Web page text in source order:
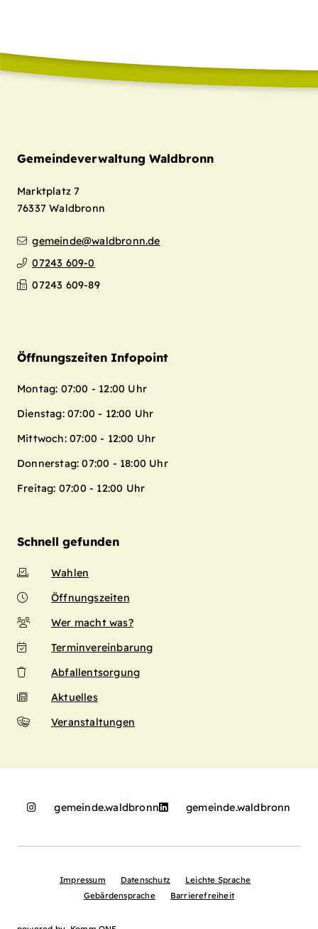
Gemeindeverwaltung Waldbronn
Marktplatz 7
76337 Waldbronn
gemeinde@waldbronn.de
07243 609-0
07243 609-89
Öffnungszeiten Infopoint
Montag: 07:00 - 12:00 Uhr
Dienstag: 07:00 - 12:00 Uhr
Mittwoch: 07:00 - 12:00 Uhr
Donnerstag: 07:00 - 18:00 Uhr
Freitag: 07:00 - 12:00 Uhr
Schnell gefunden
Wahlen
Öffnungszeiten
Wer macht was?
Terminvereinbarung
Abfallentsorgung
Aktuelles
Veranstaltungen
gemeinde.waldbronn gemeinde.waldbronn
Impressum Datenschutz
Leichte Sprache
Gebärdensprache
Barrierefreiheit